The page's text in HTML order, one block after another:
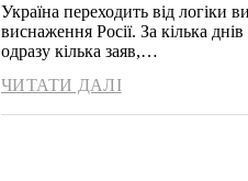
Україна переходить від логіки
виснаження Росії. За кілька
одразу кілька заяв,…
ЧИТАТИ ДАЛІ